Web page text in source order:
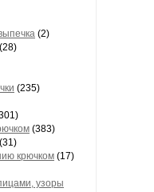
(2)
(28)
(235)
(383)
(31)
крючком (17)
узоры